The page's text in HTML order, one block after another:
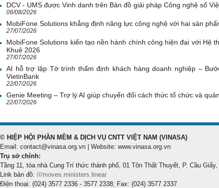
DCV - UMS được Vinh danh trên Bản đồ giải pháp Công nghệ số
06/08/2026
MobiFone Solutions khẳng định năng lực công nghệ với hai sản
27/07/2026
MobiFone Solutions kiến tạo nền hành chính công hiện đại với Hệ
Khuê 2026
27/07/2026
AI hỗ trợ lập Tờ trình thẩm định khách hàng doanh nghiệp –
VietinBank
22/07/2026
Genie Meeting – Trợ lý AI giúp chuyển đổi cách thức tổ chức và
22/07/2026
© HIỆP HỘI PHẦN MỀM & DỊCH VỤ CNTT VIỆT NAM (VINASA)
Email: contact@vinasa.org.vn | Website: www.vinasa.org.vn
Trụ sở chính:
Tầng 11, tòa nhà Cung Trí thức thành phố, 01 Tôn Thất Thuyết, P. Cầu Giấy,
Link bản đồ: ///moves.ministers.linear
Điện thoại: (024) 3577 2336 - 3577 2338; Fax: (024) 3577 2337